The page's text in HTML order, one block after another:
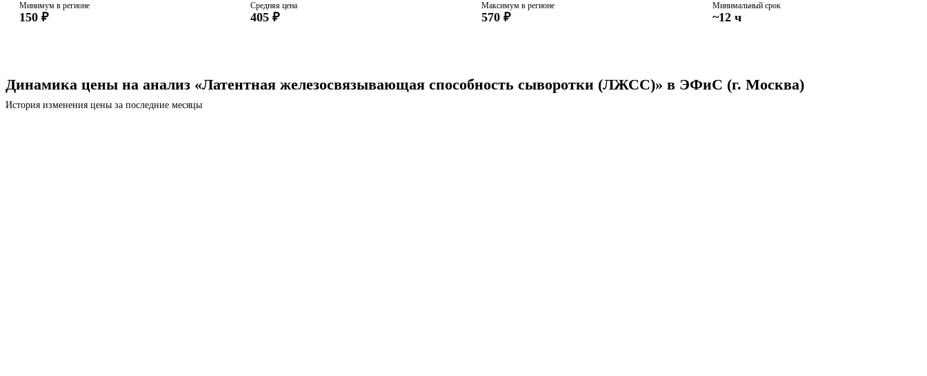
Минимум в регионе
150 ₽
Средняя цена
405 ₽
Максимум в регионе
570 ₽
Минимальный срок
~12 ч
Динамика цены на анализ «Латентная железосвязывающая способность сыворотки (ЛЖСС)» в ЭФиС (г. Москва)
История изменения цены за последние месяцы